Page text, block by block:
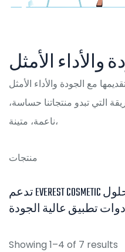
والأداء الأمثل
مع الجودة والأداء الأمثل
التي تبدو منتجاتنا حساسة،
ناعمة، متينة،
منتجات
تدعم EVEREST COSMETIC العملاء من خلال تقديم نهج حلول
تطبيق عالية الجودة
Showing 1–4 of 7 results